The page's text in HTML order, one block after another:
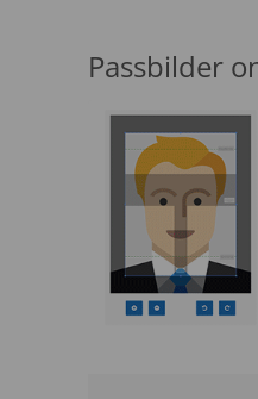
Passbilder